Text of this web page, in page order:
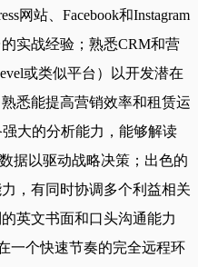
网站、Facebook和Instagram
实战经验；熟悉CRM和营
或类似平台）以开发潜在
悉能提高营销效率和租赁运
大的分析能力，能够解读
据以驱动战略决策；出色的
，有同时协调多个利益相关
英文书面和口头沟通能力
一个快速节奏的完全远程环